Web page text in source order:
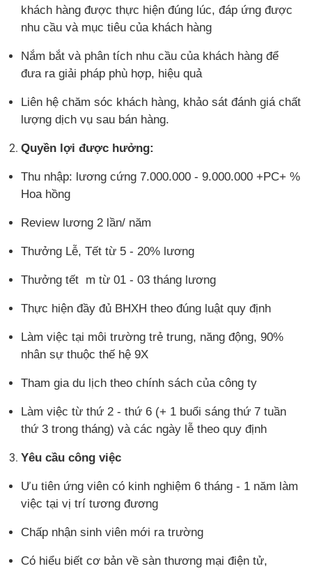
khách hàng được thực hiện đúng lúc, đáp ứng được
nhu cầu và mục tiêu của khách hàng
Nắm bắt và phân tích nhu cầu của khách hàng để
đưa ra giải pháp phù hợp, hiệu quả
Liên hệ chăm sóc khách hàng, khảo sát đánh giá chất
lượng dịch vụ sau bán hàng.
Quyền lợi được hưởng:
Thu nhập: lương cứng 7.000.000 - 9.000.000 +PC+ %
Hoa hồng
Review lương 2 lần/ năm
Thưởng Lễ, Tết từ 5 - 20% lương
Thưởng tết m từ 01 - 03 tháng lương
Thực hiện đầy đủ BHXH theo đúng luật quy định
Làm việc tại môi trường trẻ trung, năng động, 90%
nhân sự thuộc thế hệ 9X
Tham gia du lịch theo chính sách của công ty
Làm việc từ thứ 2 - thứ 6 (+ 1 buổi sáng thứ 7 tuần
thứ 3 trong tháng) và các ngày lễ theo quy định
Yêu cầu công việc
Ưu tiên ứng viên có kinh nghiệm 6 tháng - 1 năm làm
việc tại vị trí tương đương
Chấp nhận sinh viên mới ra trường
Có hiểu biết cơ bản về sàn thương mại điện tử,